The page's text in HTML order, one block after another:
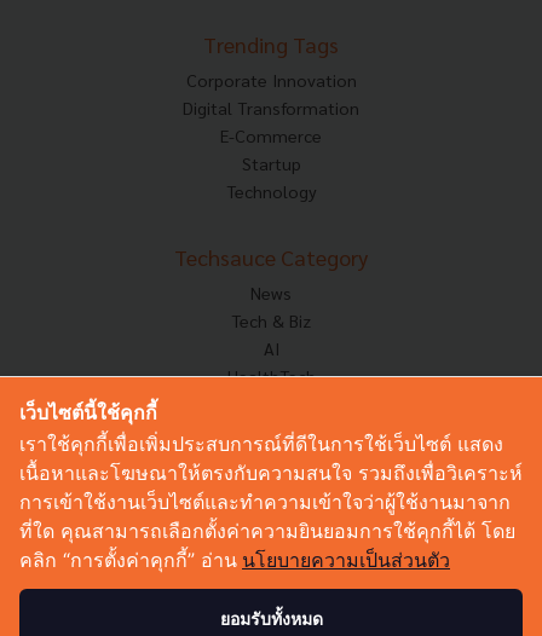
Trending Tags
Corporate Innovation
Digital Transformation
E-Commerce
Startup
Technology
Techsauce Category
News
Tech & Biz
AI
HealthTech
Corp Innov
Saucy Thoughts
Based On
Sustainable
Videos
Podcast
เว็บไซต์นี้ใช้คุกกี้
เราใช้คุกกี้เพื่อเพิ่มประสบการณ์ที่ดีในการใช้เว็บไซต์ แสดง
เนื้อหาและโฆษณาให้ตรงกับความสนใจ รวมถึงเพื่อวิเคราะห์
การเข้าใช้งานเว็บไซต์และทำความเข้าใจว่าผู้ใช้งานมาจาก
ที่ใด คุณสามารถเลือกตั้งค่าความยินยอมการใช้คุกกี้ได้ โดย
คลิก “การตั้งค่าคุกกี้” อ่าน นโยบายความเป็นส่วนตัว
ยอมรับทั้งหมด